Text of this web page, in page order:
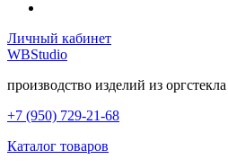
Личный кабинет
WBStudio
производство изделий из оргстекла
+7 (950) 729-21-68
Каталог товаров